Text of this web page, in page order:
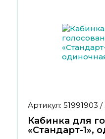
Артикул: 51991903 /
Кабинка для
«Стандарт-1»,